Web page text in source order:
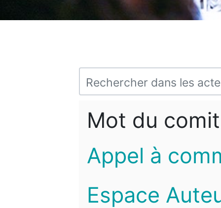
Mot du
Appel à
Espace